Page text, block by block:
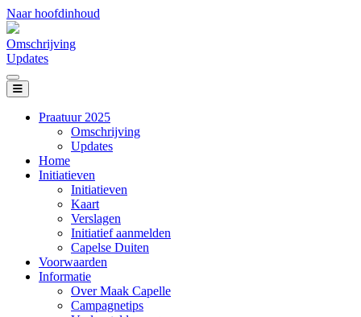
Naar hoofdinhoud
Omschrijving(huidige pagina)
Updates(huidige pagina)
Navigatie website
Praatuur 2025
Omschrijving(huidige pagina)
Updates(huidige pagina)
Home
Initiatieven
Initiatieven
Kaart(huidige pagina)
Verslagen
Initiatief aanmelden
Capelse Duiten
Voorwaarden
Informatie
Over Maak Capelle(huidige pagina)
Campagnetips(huidige pagina)